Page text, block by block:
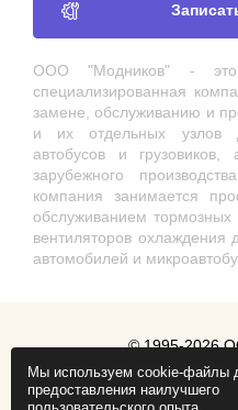
ООО "Модников" - это
специализированная
замене, обслуживанию и
и их отдельных узлов
автобусов и
зарубежного
компания занимается
обслуживанием тормозных
вентиляторов охлаждения
автомобилей и
© 1995-2026
Продвижение
Мы используем cookie-файлы
предоставления наилучшего